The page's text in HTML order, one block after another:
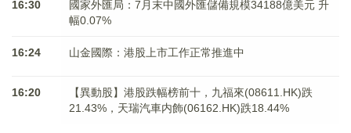
16:30
國家外匯局：7月末中國外匯儲備規模34188億美元 升
幅0.07%
16:24 山金國際：港股上市工作正常推進中
16:20
【異動股】港股跌幅榜前十，九福來(08611.HK)跌
21.43%，天瑞汽車内飾(06162.HK)跌18.44%